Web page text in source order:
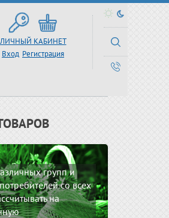
ЛИЧНЫЙ КАБИНЕТ
Вход Регистрация
групп и
со всех
на